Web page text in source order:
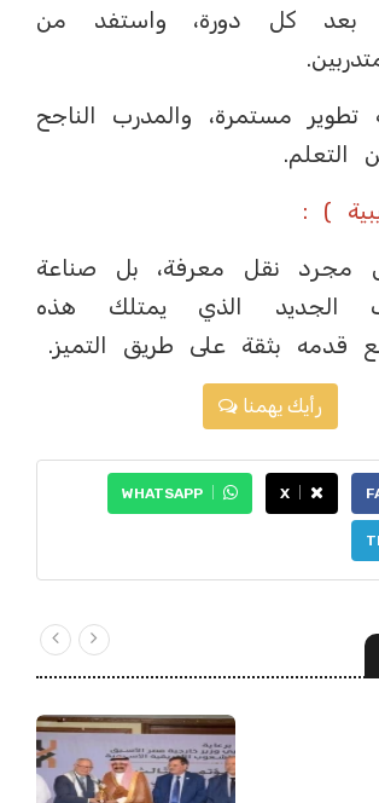
بعد كل دورة، واستفد من
تطوير مستمرة، والمدرب الناجح
التعلم.
) :
مجرد نقل معرفة، بل صناعة
الجديد الذي يمتلك هذه
قدمه بثقة على طريق التميز.
رأيك يهمنا
X
WHATSAPP